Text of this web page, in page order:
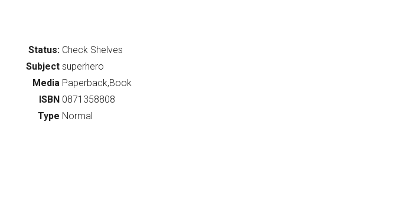
Status: Check Shelves
Subject superhero
Media Paperback,Book
ISBN 0871358808
Type Normal